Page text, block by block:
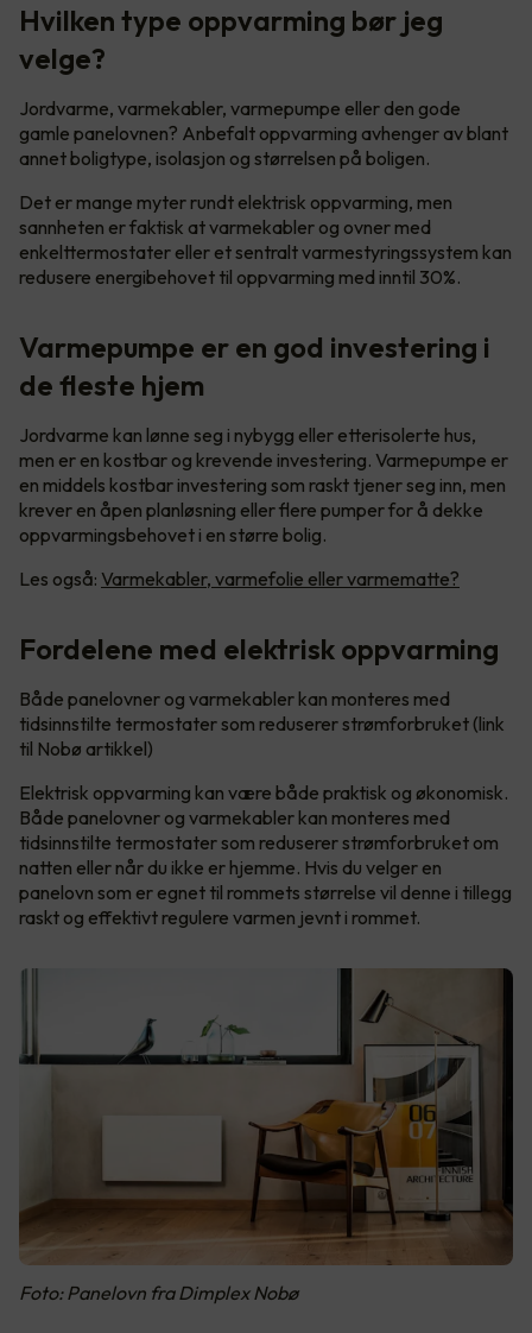
Hvilken type oppvarming bør jeg
velge?
Jordvarme, varmekabler, varmepumpe eller den gode
gamle panelovnen? Anbefalt oppvarming avhenger av blant
annet boligtype, isolasjon og størrelsen på boligen.
Det er mange myter rundt elektrisk oppvarming, men
sannheten er faktisk at varmekabler og ovner med
enkelttermostater eller et sentralt varmestyringssystem kan
redusere energibehovet til oppvarming med inntil 30%.
Varmepumpe er en god investering i
de fleste hjem
Jordvarme kan lønne seg i nybygg eller etterisolerte hus,
men er en kostbar og krevende investering. Varmepumpe er
en middels kostbar investering som raskt tjener seg inn, men
krever en åpen planløsning eller flere pumper for å dekke
oppvarmingsbehovet i en større bolig.
Les også: Varmekabler, varmefolie eller varmematte?
Fordelene med elektrisk oppvarming
Både panelovner og varmekabler kan monteres med
tidsinnstilte termostater som reduserer strømforbruket (link
til Nobø artikkel)
Elektrisk oppvarming kan være både praktisk og økonomisk.
Både panelovner og varmekabler kan monteres med
tidsinnstilte termostater som reduserer strømforbruket om
natten eller når du ikke er hjemme. Hvis du velger en
panelovn som er egnet til rommets størrelse vil denne i tillegg
raskt og effektivt regulere varmen jevnt i rommet.
Foto: Panelovn fra Dimplex Nobø